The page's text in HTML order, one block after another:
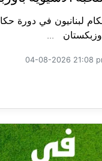
لبنانيون في دورة
...
04-08-2026 21:08